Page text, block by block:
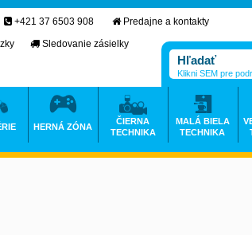
+421 37 6503 908
Predajne a kontakty
Sledovanie zásielky
Klikni SEM pre
HERNÁ ZÓNA
ČIERNA
TECHNIKA
MALÁ BIELA
TECHNIKA